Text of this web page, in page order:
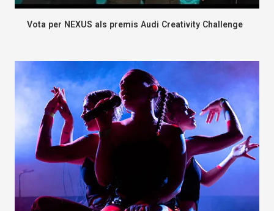
Vota per NEXUS als premis Audi Creativity Challenge